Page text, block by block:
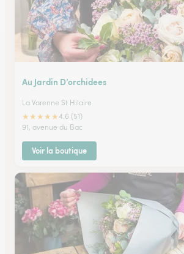
Au Jardin D’orchidees
La Varenne St Hilaire
★★★★★4.6 (51)
91, avenue du Bac
Voir la boutique